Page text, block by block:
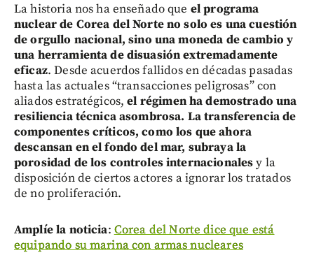
La historia nos ha enseñado que el programa
nuclear de Corea del Norte no solo es una cuestión
de orgullo nacional, sino una moneda de cambio y
una herramienta de disuasión extremadamente
eficaz. Desde acuerdos fallidos en décadas pasadas
hasta las actuales “transacciones peligrosas” con
aliados estratégicos,el régimen ha demostrado una
resiliencia técnica asombrosa. La transferencia de
componentes críticos, como los que ahora
descansan en el fondo del mar, subraya la
porosidad de los controles internacionalesy la
disposición de ciertos actores a ignorar los tratados
de no proliferación.
Amplíe la noticia: Corea del Norte dice que está
equipando su marina con armas nucleares